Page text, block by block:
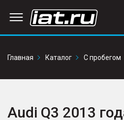
Главная
Каталог С пробегом
Audi Q3 2013